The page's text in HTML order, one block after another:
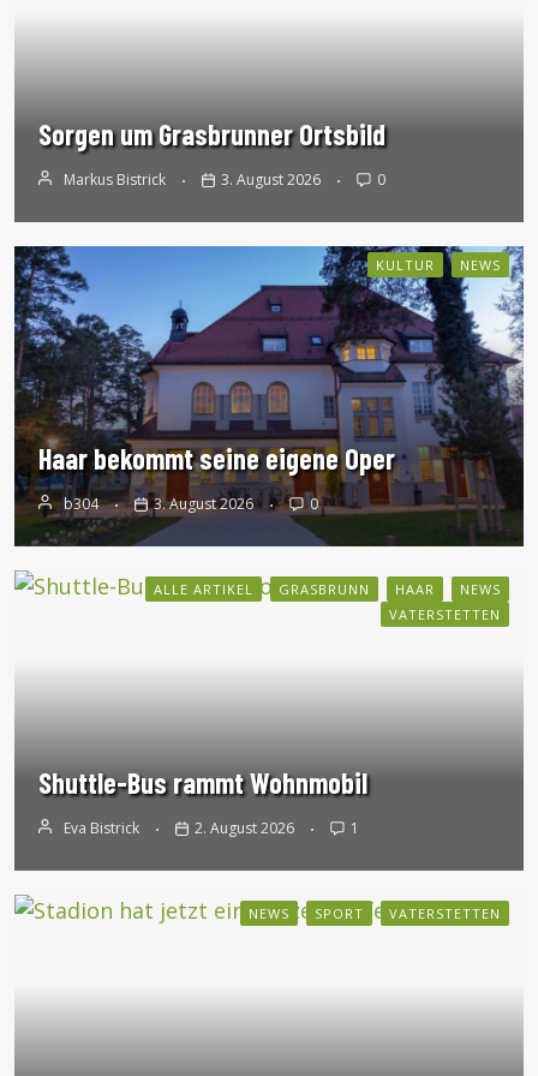
Sorgen um Grasbrunner Ortsbild
Markus Bistrick 3. August 2026 0
KULTUR NEWS
Haar bekommt seine eigene Oper
b304 3. August 2026 0
ALLE ARTIKEL GRASBRUNN HAAR
NEWS
VATERSTETTEN
Shuttle-Bus rammt Wohnmobil
Eva Bistrick 2. August 2026 1
NEWS SPORT VATERSTETTEN